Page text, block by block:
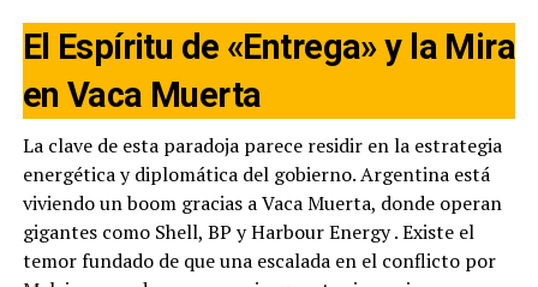
El Espíritu de «Entrega» y la Mira
en Vaca Muerta
La clave de esta paradoja parece residir en la estrategia
energética y diplomática del gobierno. Argentina está
viviendo un boom gracias a Vaca Muerta, donde operan
gigantes como Shell, BP y Harbour Energy. Existe el
temor fundado de que una escalada en el conflicto por